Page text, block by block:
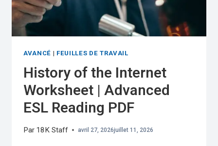
AVANCÉ | FEUILLES DE TRAVAIL
History of the Internet
Worksheet | Advanced
ESL Reading PDF
Par 18K Staff avril 27, 2026juillet 11, 2026